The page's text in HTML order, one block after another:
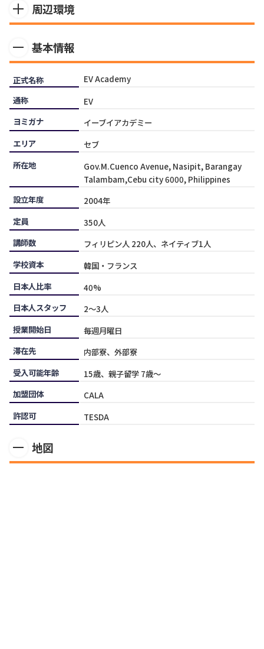
て、日々の進捗を図ることが可能です。SP2は英語学習 + セブ
島を楽しむことを両立したい留学生のためのプランで、毎日
となる授業数は8コマ（1コマ45分授業）で構成されていま
す。長年培ってきた独自のカリキュラムは、生徒主体となって
おり、留学生の目的に沿ったコース選択が可能です。
＆リゾート」をテーマにしたリゾートホテル風のデザインで
スタイリッシュにまとめられています。南国の雰囲気を味わ
るダイニングやフィットネスジム、おしゃれなカフェテリア
やプールなど施設はセブでも最高級に充実しています。併設
するカフェの焼きたてパンも大変人気です。学生寮もホテル
のような作りとなっており、1人部屋、4人部屋が特に人気で
す。外部寮も選択が可能で、プライベートを充実させたい方
周辺環境
食レストランやカフェ、ファストフード店、コンビニ、薬
局、ATMがあり生活に困ることはあまりありません。また、
車で5分ほどでガイサノグランドモール、15分前後でAyalaモ
ールやSMモールにも行くことが可能です。近所にはサン・カ
ルロス大学があり、大学生も多く見かけます。
基本情報
正式名称
EV Academy
通称
EV
ヨミガナ
イーブイアカデミー
エリア
セブ
所在地
Gov.M.Cuenco Avenue, Nasipit, Barangay
Talambam,Cebu city 6000, Philippines
設立年度
2004年
定員
350人
講師数
フィリピン人 220人、ネイティブ1人
学校資本
韓国・フランス
日本人比率
40%
日本人スタッフ
2〜3人
授業開始日
毎週月曜日
滞在先
内部寮、外部寮
受入可能年齢
15歳、親子留学 7歳〜
加盟団体
CALA
許認可
TESDA
地図